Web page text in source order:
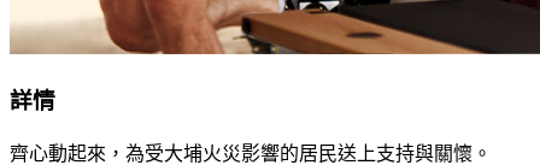
詳情
齊心動起來，為受大埔火災影響的居民送上支持與關懷。